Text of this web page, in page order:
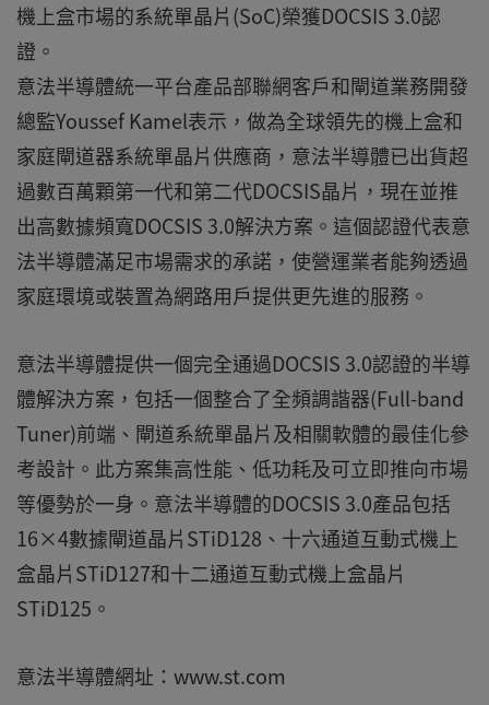
機上盒市場的系統單晶片(SoC)榮獲DOCSIS 3.0認
證。
意法半導體統一平台產品部聯網客戶和閘道業務開發
總監Youssef Kamel表示，做為全球領先的機上盒和
家庭閘道器系統單晶片供應商，意法半導體已出貨超
過數百萬顆第一代和第二代DOCSIS晶片，現在並推
出高數據頻寬DOCSIS 3.0解決方案。這個認證代表意
法半導體滿足市場需求的承諾，使營運業者能夠透過
家庭環境或裝置為網路用戶提供更先進的服務。
意法半導體提供一個完全通過DOCSIS 3.0認證的半導
體解決方案，包括一個整合了全頻調諧器(Full-band
Tuner)前端、閘道系統單晶片及相關軟體的最佳化參
考設計。此方案集高性能、低功耗及可立即推向市場
等優勢於一身。意法半導體的DOCSIS 3.0產品包括
16×4數據閘道晶片STiD128、十六通道互動式機上
盒晶片STiD127和十二通道互動式機上盒晶片
STiD125。
意法半導體網址：www.st.com